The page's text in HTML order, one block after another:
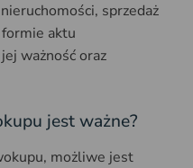
sprzedaż
aktu
ważność oraz
jest ważne?
możliwe jest